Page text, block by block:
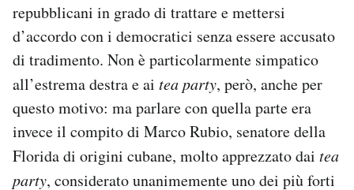
repubblicani in grado di trattare e mettersi
d’accordo con i democratici senza essere accusato
di tradimento. Non è particolarmente simpatico
all’estrema destra e ai tea party, però, anche per
questo motivo: ma parlare con quella parte era
invece il compito di Marco Rubio, senatore della
Florida di origini cubane, molto apprezzato dai tea
party, considerato unanimemente uno dei più forti